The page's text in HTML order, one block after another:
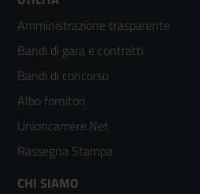
Footer
menù
colonna
2
Amministrazione trasparente
Bandi di gara e contratti
Bandi di concorso
Albo fornitori
Unioncamere.Net
Rassegna Stampa
CHI SIAMO